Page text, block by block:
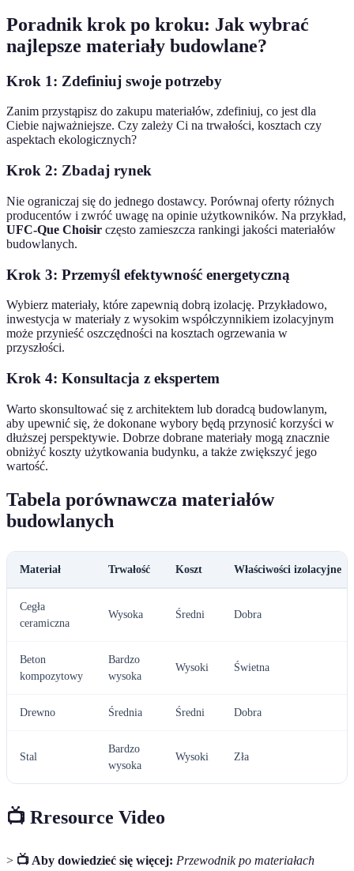
Poradnik krok po kroku: Jak wybrać
najlepsze materiały budowlane?
Krok 1: Zdefiniuj swoje potrzeby
Zanim przystąpisz do zakupu materiałów, zdefiniuj, co jest dla
Ciebie najważniejsze. Czy zależy Ci na trwałości, kosztach czy
aspektach ekologicznych?
Krok 2: Zbadaj rynek
Nie ograniczaj się do jednego dostawcy. Porównaj oferty różnych
producentów i zwróć uwagę na opinie użytkowników. Na przykład,
UFC-Que Choisir często zamieszcza rankingi jakości materiałów
budowlanych.
Krok 3: Przemyśl efektywność energetyczną
Wybierz materiały, które zapewnią dobrą izolację. Przykładowo,
inwestycja w materiały z wysokim współczynnikiem izolacyjnym
może przynieść oszczędności na kosztach ogrzewania w
przyszłości.
Krok 4: Konsultacja z ekspertem
Warto skonsultować się z architektem lub doradcą budowlanym,
aby upewnić się, że dokonane wybory będą przynosić korzyści w
dłuższej perspektywie. Dobrze dobrane materiały mogą znacznie
obniżyć koszty użytkowania budynku, a także zwiększyć jego
wartość.
Tabela porównawcza materiałów
budowlanych
Materiał Trwałość Koszt Właściwości izolacyjne
Cegła
ceramiczna
Wysoka Średni Dobra
Beton
kompozytowy
Bardzo
wysoka
Wysoki Świetna
Drewno Średnia Średni Dobra
Stal
Bardzo
wysoka
Wysoki Zła
📺 Rresource Video
> 📺 Aby dowiedzieć się więcej: Przewodnik po materiałach